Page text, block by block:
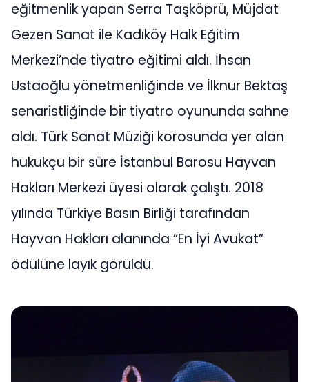
eğitmenlik yapan Serra Taşköprü, Müjdat
Gezen Sanat ile Kadıköy Halk Eğitim
Merkezi’nde tiyatro eğitimi aldı. İhsan
Ustaoğlu yönetmenliğinde ve İlknur Bektaş
senaristliğinde bir tiyatro oyununda sahne
aldı. Türk Sanat Müziği korosunda yer alan
hukukçu bir süre İstanbul Barosu Hayvan
Hakları Merkezi üyesi olarak çalıştı. 2018
yılında Türkiye Basın Birliği tarafından
Hayvan Hakları alanında “En İyi Avukat”
ödülüne layık görüldü.